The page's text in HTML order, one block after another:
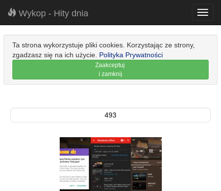
Wykop - Hity dnia
Ta strona wykorzystuje pliki cookies. Korzystając ze strony,
zgadzasz się na ich użycie. Polityka Prywatności
Zaakceptuj
i zamknij
493